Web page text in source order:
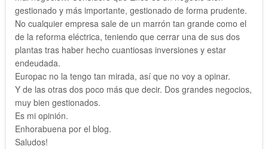
gestionado y más importante, gestionado de forma prudente.
No cualquier empresa sale de un marrón tan grande como el
de la reforma eléctrica, teniendo que cerrar una de sus dos
plantas tras haber hecho cuantiosas inversiones y estar
endeudada.
Europac no la tengo tan mirada, así que no voy a opinar.
Y de las otras dos poco más que decir. Dos grandes negocios,
muy bien gestionados.
Es mi opinión.
Enhorabuena por el blog.
Saludos!